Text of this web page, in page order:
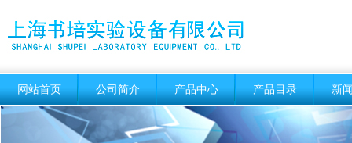
网站首页 公司简介 产品中心 产品目录 新